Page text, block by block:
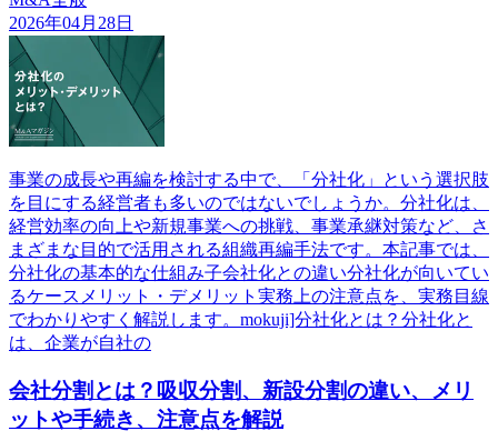
2026年04月28日
事業の成長や再編を検討する中で、「分社化」という選択肢
を目にする経営者も多いのではないでしょうか。分社化は、
経営効率の向上や新規事業への挑戦、事業承継対策など、さ
まざまな目的で活用される組織再編手法です。本記事では、
分社化の基本的な仕組み子会社化との違い分社化が向いてい
るケースメリット・デメリット実務上の注意点を、実務目線
でわかりやすく解説します。mokuji]分社化とは？分社化と
は、企業が自社の
会社分割とは？吸収分割、新設分割の違い、メリ
ットや手続き、注意点を解説